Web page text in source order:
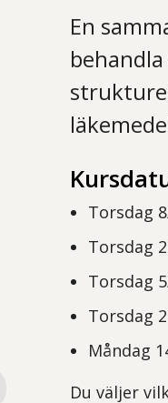
En
Torsdag
Torsdag
Torsdag
Torsdag
Måndag
Du väljer